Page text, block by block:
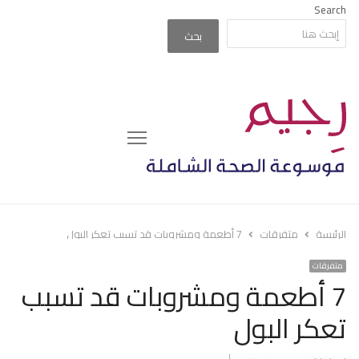
Search
بحث
Menu
الرئيسة متفرقات 7 أطعمة ومشروبات قد تسبب تعكر البول
متفرقات
7 أطعمة ومشروبات قد تسبب
تعكر البول